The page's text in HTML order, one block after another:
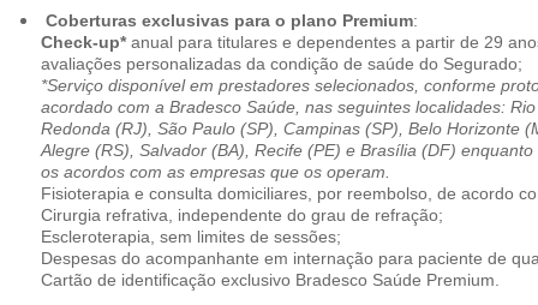
Coberturas exclusivas para o plano Premium:
Check-up*anual para titulares e dependentes a partir de 29
avaliações personalizadas da condição de saúde do Segurado;
*Serviço disponível em prestadores selecionados, conforme
acordado com a Bradesco Saúde, nas seguintes localidades:
Redonda (RJ), São Paulo (SP), Campinas (SP), Belo Horizonte
Alegre (RS), Salvador (BA), Recife (PE) e Brasília (DF)
os acordos com as empresas que os operam.
Fisioterapia e consulta domiciliares, por reembolso, de acordo
Cirurgia refrativa, independente do grau de refração;
Escleroterapia, sem limites de sessões;
Despesas do acompanhante em internação para paciente de
Cartão de identificação exclusivo Bradesco Saúde Premium.